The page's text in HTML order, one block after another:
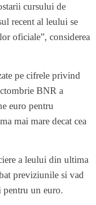
cursului de
recent al leului se
oficiale”, considerea
pe cifrele privind
BNR a
euro pentru
mai mare decat cea
a leului din ultima
previziunile si vad
pentru un euro.